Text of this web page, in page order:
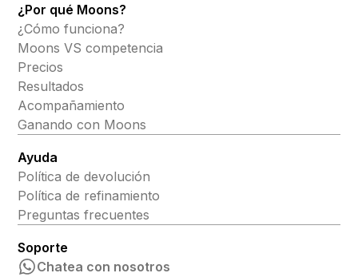
¿Por qué Moons?
¿Cómo funciona?
Moons VS competencia
Precios
Resultados
Acompañamiento
Ganando con Moons
Ayuda
Política de devolución
Política de refinamiento
Preguntas frecuentes
Soporte
Chatea con nosotros